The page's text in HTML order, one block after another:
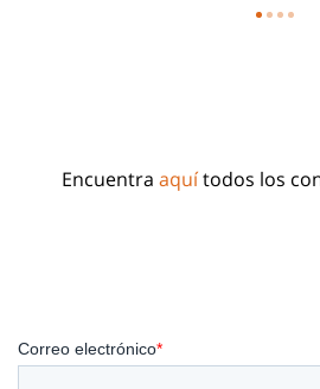
Encuentra aquítodos los